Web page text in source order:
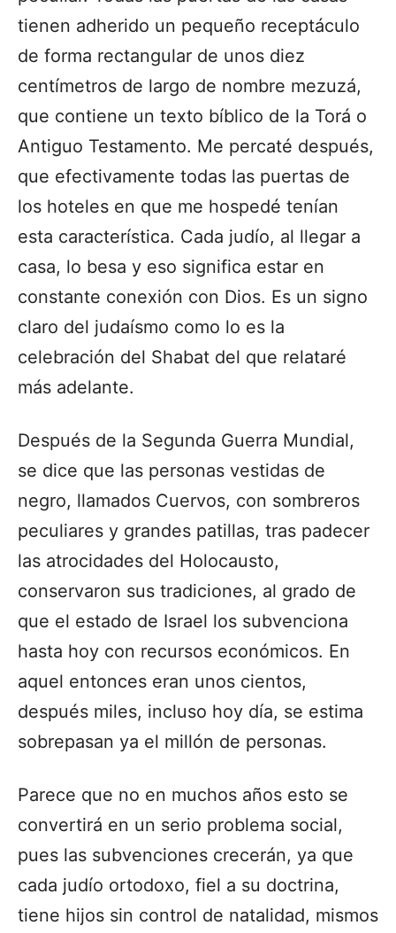
tienen adherido un pequeño receptáculo
de forma rectangular de unos diez
centímetros de largo de nombre mezuzá,
que contiene un texto bíblico de la Torá o
Antiguo Testamento. Me percaté después,
que efectivamente todas las puertas de
los hoteles en que me hospedé tenían
esta característica. Cada judío, al llegar a
casa, lo besa y eso significa estar en
constante conexión con Dios. Es un signo
claro del judaísmo como lo es la
celebración del Shabat del que relataré
más adelante.
Después de la Segunda Guerra Mundial,
se dice que las personas vestidas de
negro, llamados Cuervos, con sombreros
peculiares y grandes patillas, tras padecer
las atrocidades del Holocausto,
conservaron sus tradiciones, al grado de
que el estado de Israel los subvenciona
hasta hoy con recursos económicos. En
aquel entonces eran unos cientos,
después miles, incluso hoy día, se estima
sobrepasan ya el millón de personas.
Parece que no en muchos años esto se
convertirá en un serio problema social,
pues las subvenciones crecerán, ya que
cada judío ortodoxo, fiel a su doctrina,
tiene hijos sin control de natalidad, mismos